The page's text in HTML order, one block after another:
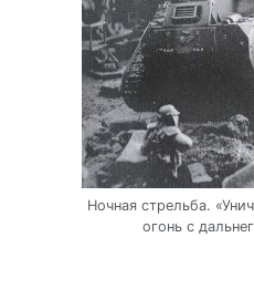
Ночная стрельба.
огонь с